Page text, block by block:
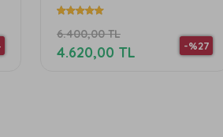
4.445,00 TL
-%30
3.100,00 TL